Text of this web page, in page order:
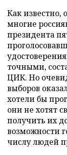
Как известно,
многие
президента
точными,
ЦИК. Но
выборов
хотели бы
они не хотят
получить их
возможности
числу людей